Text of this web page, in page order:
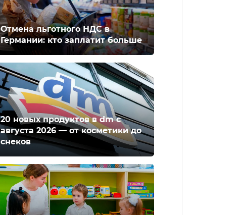
Отмена льготного НДС в
Германии: кто заплатит больше
20 новых продуктов в dm с
августа 2026 — от косметики до
снеков